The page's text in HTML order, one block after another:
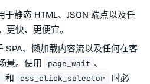
于静态 HTML、JSON 端点以及任
更快、更便宜。
SPA、懒加载内容流以及任何在客
景。使用
page_wait 、
和 css_click_selector
时必